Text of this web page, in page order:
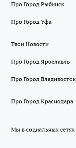
Про Город Рыбинск
Про Город Уфа
Твои Новости
Про Город Ярославль
Про Город Владивосток
Про Город Краснодара
Мы в социальных сетях